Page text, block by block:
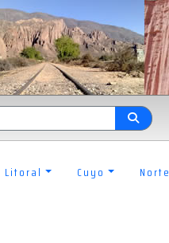
Litoral Cuyo Norte